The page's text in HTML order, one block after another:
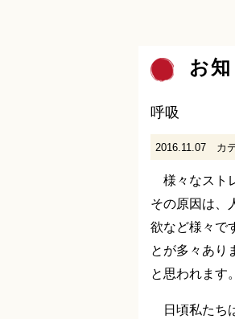
お
呼吸
2016.11.07 カ
様々なスト
その原因は、
欲など様々で
とが多々あり
と思われます
日頃私たち